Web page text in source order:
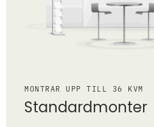
MONTRAR UPP TILL 36 KVM
Standardmonter